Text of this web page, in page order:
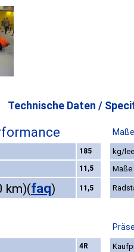
Technische Daten /
185
kg/
11,5 Maße
km)(faq) 11,5
4R